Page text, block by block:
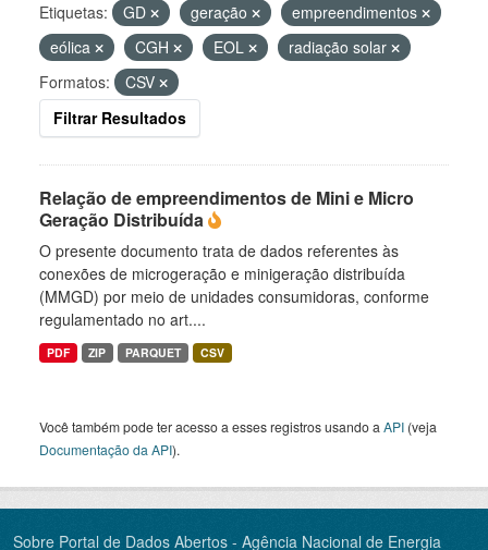
Etiquetas: GD geração
empreendimentos
eólica
CGH EOL
radiação solar
Formatos:
CSV
Filtrar Resultados
Relação de empreendimentos de Mini e Micro
Geração Distribuída
O presente documento trata de dados referentes às
conexões de microgeração e minigeração distribuída
(MMGD) por meio de unidades consumidoras, conforme
regulamentado no art....
PDF ZIP PARQUET CSV
Você também pode ter acesso a esses registros usando a API (veja
Documentação da API).
Sobre Portal de Dados Abertos - Agência Nacional de Energia